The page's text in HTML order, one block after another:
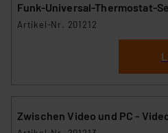
Funk-Universal-Thermostat-
Artikel-Nr. 201212
Zwischen Video und PC -